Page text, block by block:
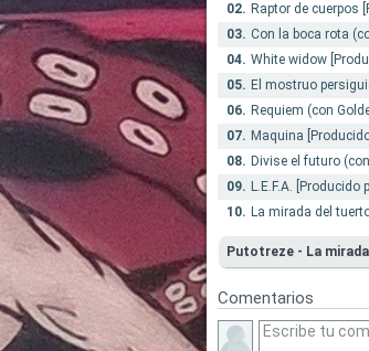
02. Raptor de cuerpos
03. Con la boca rota
04. White widow
05. El mostruo
06. Requiem (con
07. Maquina
08. Divise el futuro
09. L.E.F.A. [Producido
10. La mirada del
Putotreze - La
Comentarios